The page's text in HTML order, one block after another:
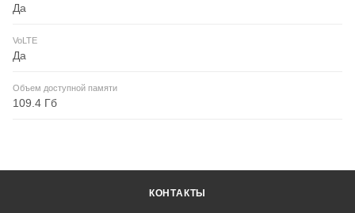
Да
VoLTE
Да
Объем доступной памяти
109.4 Гб
КОНТАКТЫ